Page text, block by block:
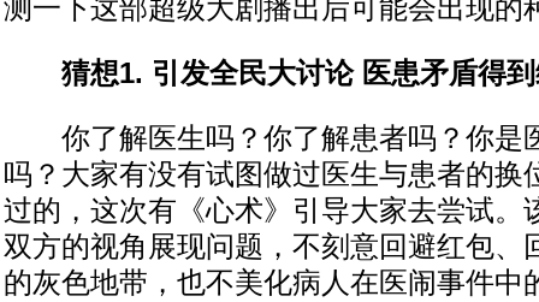
测一下这部超级大剧播出后可能会出现的
猜想1. 引发全民大讨论 医患矛盾得到
你了解医生吗？你了解患者吗？你是
吗？大家有没有试图做过医生与患者的换
过的，这次有《心术》引导大家去尝试。
双方的视角展现问题，不刻意回避红包、
的灰色地带，也不美化病人在医闹事件中